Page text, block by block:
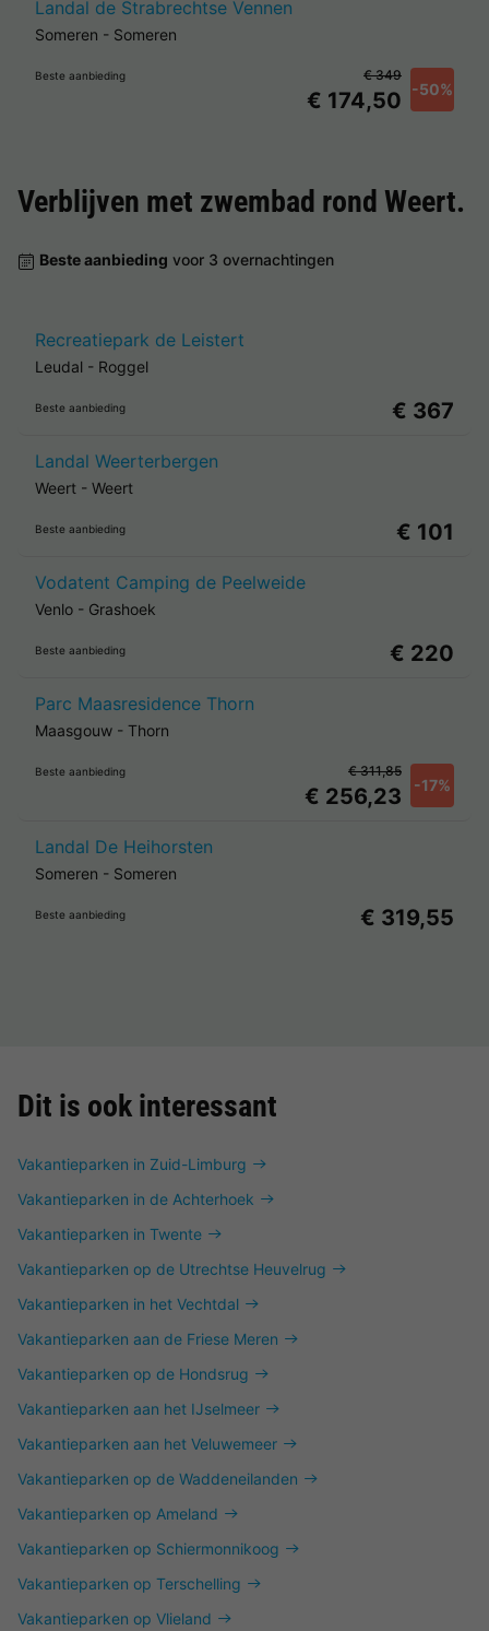
Landal de Strabrechtse Vennen
Someren - Someren
Beste aanbieding
€ 174,50 -50%
€ 349
Verblijven met zwembad rond Weert.
Beste aanbieding voor 3 overnachtingen
Recreatiepark de Leistert
Leudal - Roggel
Beste aanbieding € 367
Landal Weerterbergen
Weert - Weert
Beste aanbieding € 101
Vodatent Camping de Peelweide
Venlo - Grashoek
Beste aanbieding € 220
Parc Maasresidence Thorn
Maasgouw - Thorn
Beste aanbieding
€ 256,23 -17%
€ 311,85
Landal De Heihorsten
Someren - Someren
Beste aanbieding € 319,55
Dit is ook interessant
Vakantieparken in Zuid-Limburg
Vakantieparken in de Achterhoek
Vakantieparken in Twente
Vakantieparken op de Utrechtse Heuvelrug
Vakantieparken in het Vechtdal
Vakantieparken aan de Friese Meren
Vakantieparken op de Hondsrug
Vakantieparken aan het IJselmeer
Vakantieparken aan het Veluwemeer
Vakantieparken op de Waddeneilanden
Vakantieparken op Ameland
Vakantieparken op Schiermonnikoog
Vakantieparken op Terschelling
Vakantieparken op Vlieland